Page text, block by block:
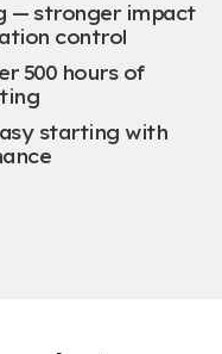
— stronger impact
control
500 hours of
starting with